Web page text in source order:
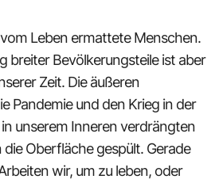
Leben ermattete Menschen.
breiter Bevölkerungsteile ist aber
Zeit. Die äußeren
Pandemie und den Krieg in der
unserem Inneren verdrängten
Oberfläche gespült. Gerade
wir, um zu leben, oder